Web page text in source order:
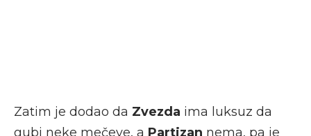
Zatim je dodao da Zvezda ima luksuz da
gubi neke mečeve, a Partizan nema, pa je